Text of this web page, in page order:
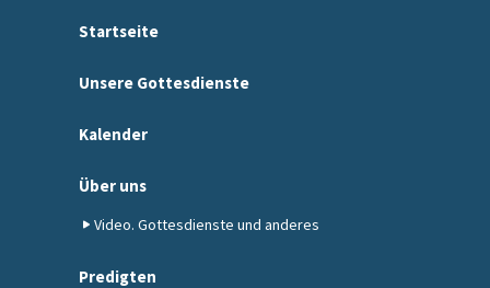
Startseite
Unsere Gottesdienste
Kalender
Über uns
Video. Gottesdienste und anderes
Predigten